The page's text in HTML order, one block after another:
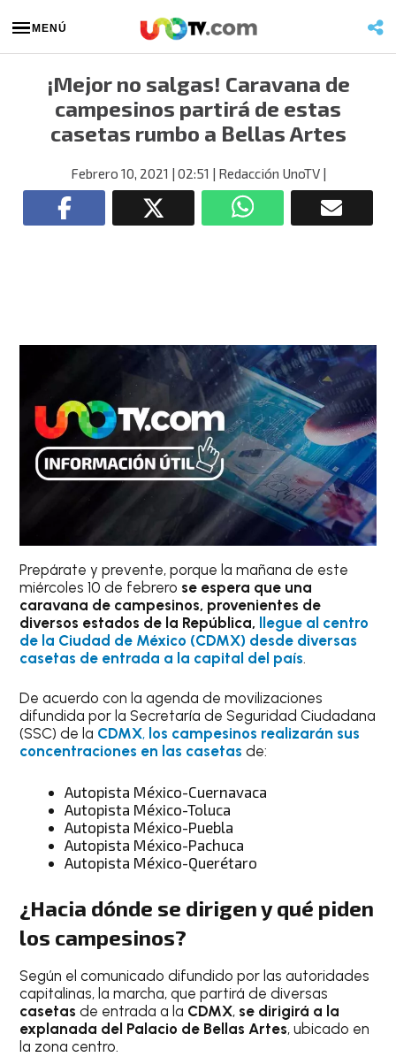
MENÚ
¡Mejor no salgas! Caravana de
campesinos partirá de estas
casetas rumbo a Bellas Artes
Febrero 10, 2021 | 02:51 | Redacción UnoTV|
Prepárate y prevente, porque la mañana de este
miércoles 10 de febrero se espera que una
caravana de campesinos, provenientes de
diversos estados de la República, llegue al centro
de la Ciudad de México (CDMX) desde diversas
casetas de entrada a la capital del país.
De acuerdo con la agenda de movilizaciones
difundida por la Secretaría de Seguridad Ciudadana
(SSC) de la CDMX, los campesinos realizarán sus
concentraciones en las casetas de:
Autopista México-Cuernavaca
Autopista México-Toluca
Autopista México-Puebla
Autopista México-Pachuca
Autopista México-Querétaro
¿Hacia dónde se dirigen y qué piden
los campesinos?
Según el comunicado difundido por las autoridades
capitalinas, la marcha, que partirá de diversas
casetas de entrada a la CDMX, se dirigirá a la
explanada del Palacio de Bellas Artes, ubicado en
la zona centro.